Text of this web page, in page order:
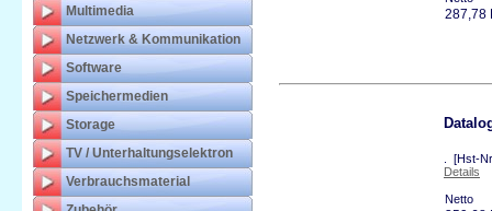
287,78
. [Hst-
Details
Netto
Multimedia
Netzwerk & Kommunikation
Software
Speichermedien
Storage
TV / Unterhaltungselektron
Verbrauchsmaterial